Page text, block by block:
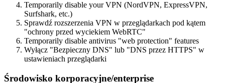
Temporarily disable your VPN (NordVPN, ExpressVPN,
Surfshark, etc.)
Sprawdź rozszerzenia VPN w przeglądarkach pod kątem
"ochrony przed wyciekiem WebRTC"
Temporarily disable antivirus "web protection" features
Wyłącz "Bezpieczny DNS" lub "DNS przez HTTPS" w
ustawieniach przeglądarki
Środowisko korporacyjne/enterprise